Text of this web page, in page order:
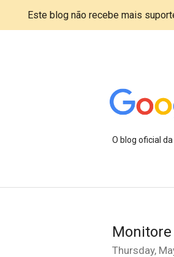
Este blog não recebe mais
O blog oficial
Thursday,